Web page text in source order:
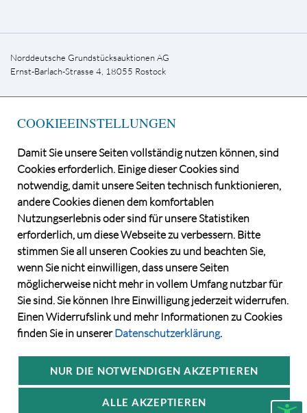
Norddeutsche Grundstücksauktionen AG
Ernst-Barlach-Strasse 4, 18055 Rostock
©2026 Norddeutsche Grundstücksauktionen AG
CONSENT MANAGER
KATALOGBEZUG
VERSTEIGERUNGS- UND VERTRAGSBEDINGUNGEN
IMPRESSUM
COOKIEEINSTELLUNGEN
Damit Sie unsere Seiten vollständig nutzen können, sind
Cookies erforderlich. Einige dieser Cookies sind
notwendig, damit unsere Seiten technisch funktionieren,
andere Cookies dienen dem komfortablen
Nutzungserlebnis oder sind für unsere Statistiken
erforderlich, um diese Webseite zu verbessern. Bitte
stimmen Sie all unseren Cookies zu und beachten Sie,
wenn Sie nicht einwilligen, dass unsere Seiten
möglicherweise nicht mehr in vollem Umfang nutzbar für
Sie sind. Sie können Ihre Einwilligung jederzeit widerrufen.
Einen Widerrufslink und mehr Informationen zu Cookies
finden Sie in unsererDatenschutzerklärung.
NUR DIE NOTWENDIGEN AKZEPTIEREN
ALLE AKZEPTIEREN